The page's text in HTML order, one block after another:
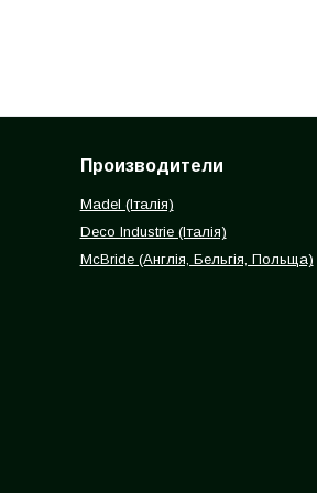
Производители
Madel (Італія)
Deco Industrie (Італія)
McBride (Англія, Бельгія, Польща)